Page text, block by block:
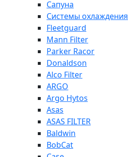
Сапуна
Системы охлаждения
Fleetguard
Mann Filter
Parker Racor
Donaldson
Alco Filter
ARGO
Argo Hytos
Asas
ASAS FILTER
Baldwin
BobCat